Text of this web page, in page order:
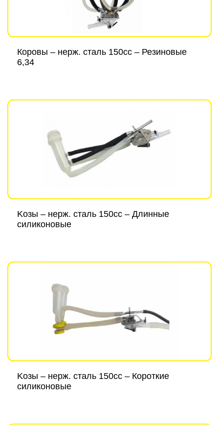
Коровы – нерж. сталь 150cc – Резиновые
6,34
Kозы – нерж. сталь 150cc – Длинные
силиконовые
Kозы – нерж. сталь 150cc – Короткие
силиконовые